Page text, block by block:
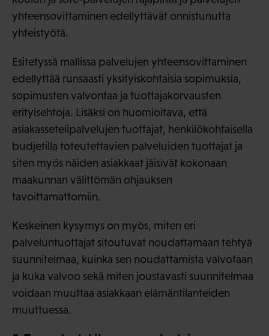
yhteensovittaminen edellyttävät onnistunutta
yhteistyötä.
Esitetyssä mallissa palvelujen yhteensovittaminen
edellyttää runsaasti yksityiskohtaisia sopimuksia,
sopimusten valvontaa ja tuottajakorvausten
erityisehtoja. Lisäksi on huomioitava, että
asiakassetelipalvelujen tuottajat, henkilökohtaisella
budjetilla toteutettavien palveluiden tuottajat ja
siten myös näiden asiakkaat jäisivät kokonaan
maakunnan välittömän ohjauksen
tavoittamattomiin.
Keskeinen kysymys on myös, miten eri
palveluntuottajat sitoutuvat noudattamaan tehtyä
suunnitelmaa, kuinka sen noudattamista valvotaan
ja kuka valvoo sekä miten joustavasti suunnitelmaa
voidaan muuttaa asiakkaan elämäntilanteiden
muuttuessa.